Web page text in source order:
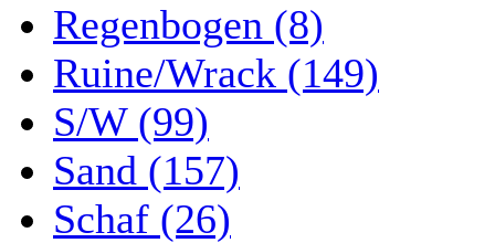
Regenbogen (8)
Ruine/Wrack (149)
S/W (99)
Sand (157)
Schaf (26)